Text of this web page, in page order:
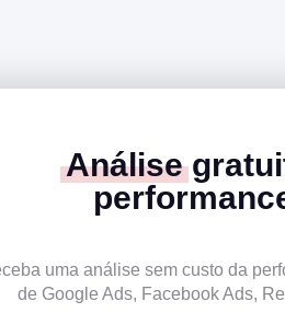
Análise
uma análise sem custo da
de Google Ads, Facebook Ads,